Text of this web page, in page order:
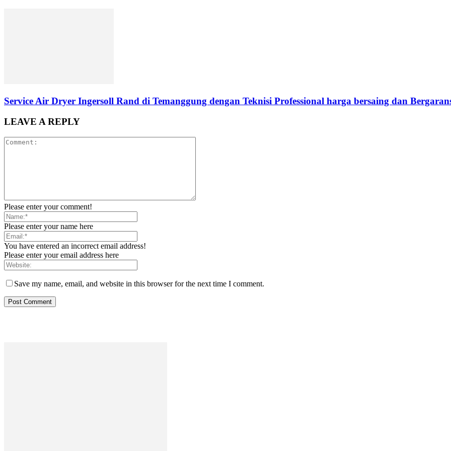
Service Air Dryer Ingersoll Rand di Temanggung dengan Teknisi Professional harga bersaing dan
LEAVE A REPLY
Please enter your comment!
Please enter your name here
You have entered an incorrect email address!
Please enter your email address here
Save my name, email, and website in this browser for the next time I comment.